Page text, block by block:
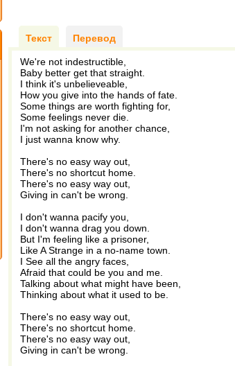
Текст Перевод
We're not indestructible,
Baby better get that straight.
I think it's unbelieveable,
How you give into the hands of fate.
Some things are worth fighting for,
Some feelings never die.
I'm not asking for another chance,
I just wanna know why.
There's no easy way out,
There's no shortcut home.
There's no easy way out,
Giving in can't be wrong.
I don't wanna paсify you,
I don't wanna drag you down.
But I'm feeling like a prisoner,
Like A Strange in a no-name town.
I See all the angry faces,
Afraid that could be you and me.
Talking about what might have been,
Thinking about what it used to be.
There's no easy way out,
There's no shortcut home.
There's no easy way out,
Giving in can't be wrong.